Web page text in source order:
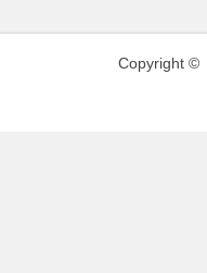
Copyright ©